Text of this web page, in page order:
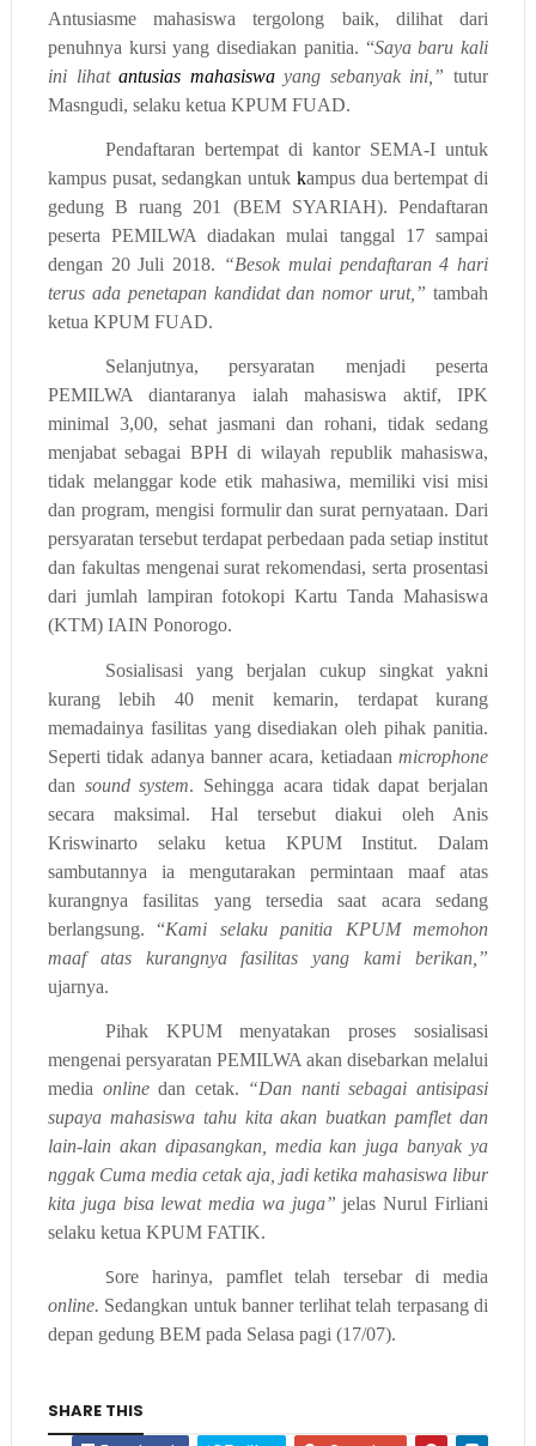
Antusiasme mahasiswa tergolong baik, dilihat dari
penuhnya kursi yang disediakan panitia. “Saya baru kali
ini lihatantusias mahasiswayang sebanyak ini,” tutur
Masngudi, selaku ketua KPUM FUAD.
Pendaftaran bertempat di kantor SEMA-I untuk
kampus pusat, sedangkan untuk kampus dua bertempat di
gedung B ruang 201 (BEM SYARIAH). Pendaftaran
peserta PEMILWA diadakan mulai tanggal 17 sampai
dengan 20 Juli 2018. “Besok mulai pendaftaran 4 hari
terus ada penetapan kandidat dan nomor urut,” tambah
ketua KPUM FUAD.
Selanjutnya, persyaratan menjadi peserta
PEMILWA diantaranya ialah mahasiswa aktif, IPK
minimal 3,00, sehat jasmani dan rohani, tidak sedang
menjabat sebagai BPH di wilayah republik mahasiswa,
tidak melanggar kode etik mahasiwa, memiliki visi misi
dan program, mengisi formulir dan surat pernyataan. Dari
persyaratan tersebut terdapat perbedaan pada setiap institut
dan fakultas mengenai surat rekomendasi, serta prosentasi
dari jumlah lampiran fotokopi Kartu Tanda Mahasiswa
(KTM) IAIN Ponorogo.
Sosialisasi yang berjalan cukup singkat yakni
kurang lebih 40 menit kemarin, terdapat kurang
memadainya fasilitas yang disediakan oleh pihak panitia.
Seperti tidak adanya banner acara, ketiadaan microphone
dan sound system. Sehingga acara tidak dapat berjalan
secara maksimal. Hal tersebut diakui oleh Anis
Kriswinarto selaku ketua KPUM Institut. Dalam
sambutannya ia mengutarakan permintaan maaf atas
kurangnya fasilitas yang tersedia saat acara sedang
berlangsung. “Kami selaku panitia KPUM memohon
maaf atas kurangnya fasilitas yang kami berikan,”
ujarnya.
Pihak KPUM menyatakan proses sosialisasi
mengenai persyaratan PEMILWA akan disebarkan melalui
media onlinedan cetak. “Dan nanti sebagai antisipasi
supaya mahasiswa tahu kita akan buatkan pamflet dan
lain-lain akan dipasangkan, media kan juga banyak ya
nggak Cuma media cetak aja, jadi ketika mahasiswa libur
kita juga bisa lewat media wa juga” jelas Nurul Firliani
selaku ketua KPUM FATIK.
Sore harinya, pamflet telah tersebar di media
online. Sedangkan untuk banner terlihat telah terpasang di
depan gedung BEM pada Selasa pagi (17/07).
SHARE THIS